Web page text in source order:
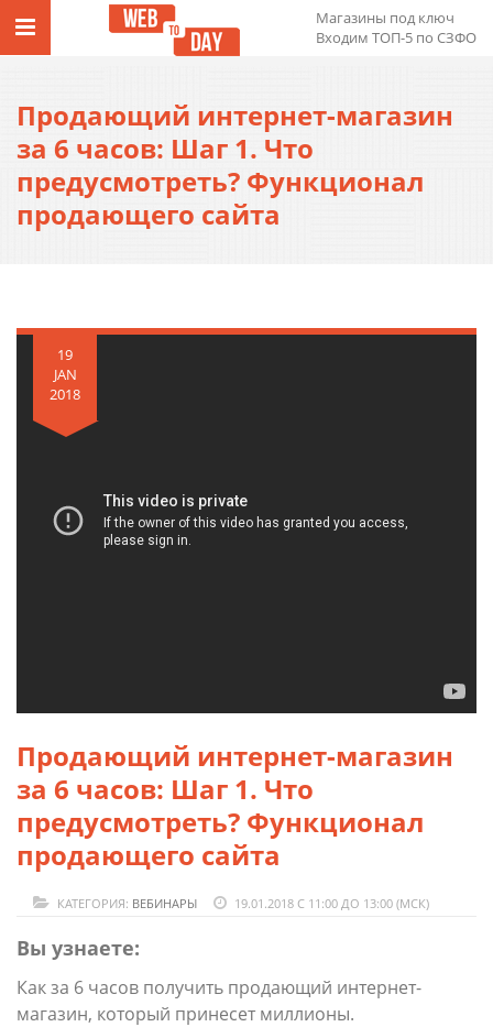
Магазины под ключ
Входим ТОП-5 по СЗФО
Продающий интернет-магазин
за 6 часов: Шаг 1. Что
предусмотреть? Функционал
продающего сайта
19
JAN
2018
Продающий интернет-магазин
за 6 часов: Шаг 1. Что
предусмотреть? Функционал
продающего сайта
КАТЕГОРИЯ: ВЕБИНАРЫ 19.01.2018 С 11:00 ДО 13:00 (МСК)
Вы узнаете:
Как за 6 часов получить продающий интернет-
магазин, который принесет миллионы.